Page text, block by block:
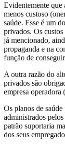
Evidentemente que
menos custoso
saúde. Esse é um
privados. Os custos
já mencionado,
propaganda e na
função de
A outra razão do
privados são
empresa operadora
Os planos de
administrados
patrão suportaria
dos seus